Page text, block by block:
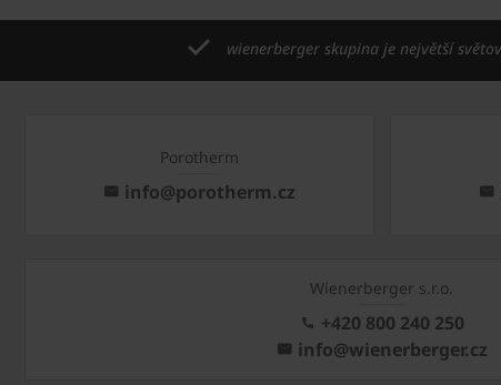
wienerberger skupina je největší
Porotherm
info@porotherm.cz
Wienerberger s.r.o.
+420 800 240 250
info@wienerberger.cz